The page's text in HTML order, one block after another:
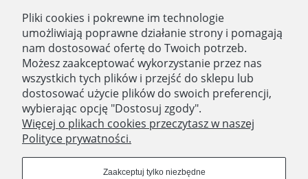
O nas
Zatrudniamy
Blog
Kontakt
SKLEP STACJONARNY
Pliki cookies i pokrewne im technologie
umożliwiają poprawne działanie strony i pomagają
nam dostosować ofertę do Twoich potrzeb.
Możesz zaakceptować wykorzystanie przez nas
wszystkich tych plików i przejść do sklepu lub
dostosować użycie plików do swoich preferencji,
wybierając opcję "Dostosuj zgody".
Więcej o plikach cookies przeczytasz w naszej
Polityce prywatności.
Zaakceptuj tylko niezbędne